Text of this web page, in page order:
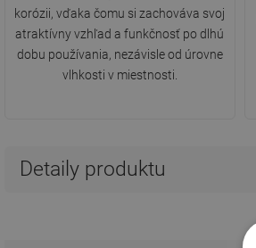
korózii, vďaka čomu si zachováva svoj
atraktívny vzhľad a funkčnosť po dlhú
dobu používania, nezávisle od úrovne
vlhkosti v miestnosti.
Detaily produktu